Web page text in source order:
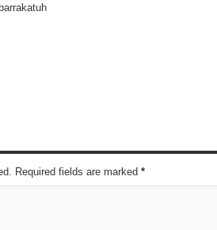
Required fields are marked *